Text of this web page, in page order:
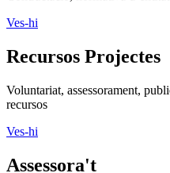
Ves-hi
Recursos Projectes
Voluntariat, assessorament,
recursos
Ves-hi
Assessora't